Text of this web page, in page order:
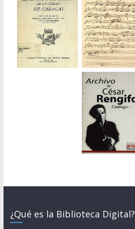
¿Qué es la Biblioteca Digital?